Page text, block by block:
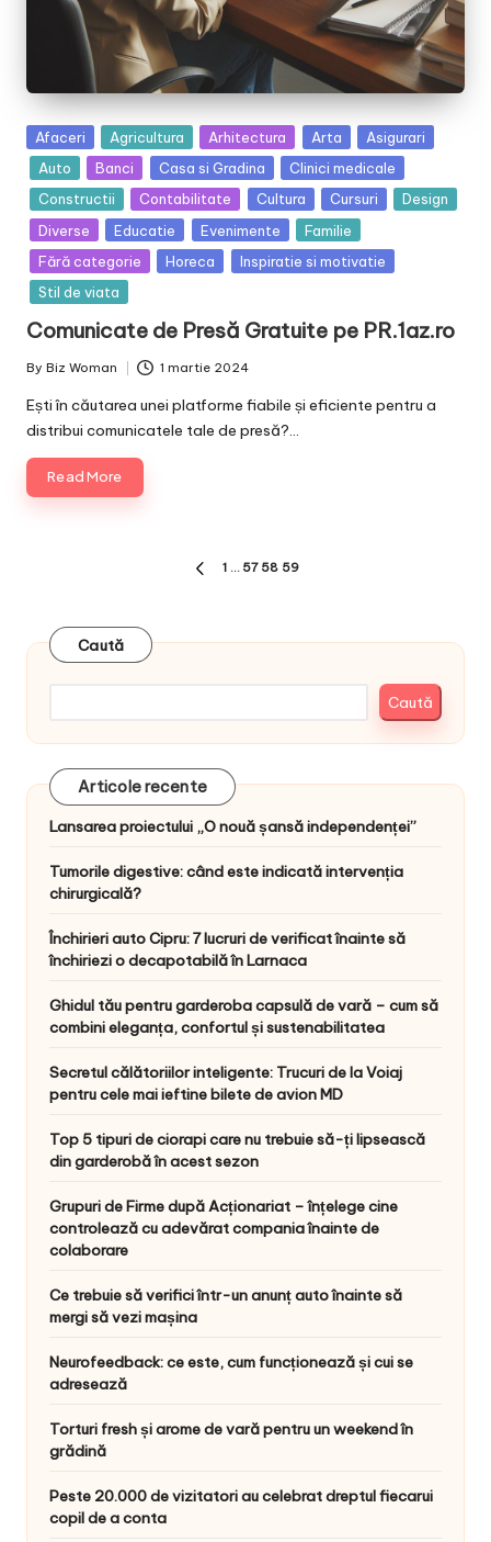
Posted
in
Afaceri Agricultura Arhitectura Arta
Asigurari
Auto
Banci Casa si Gradina
Clinici medicale
Constructii
Contabilitate Cultura Cursuri
Design
Diverse
Educatie Evenimente
Familie
Fără categorie
Horeca
Inspiratie si motivatie
Stil de viata
Comunicate de Presă Gratuite pe PR.1az.ro
Posted
by
By Biz Woman 1 martie 2024
Ești în căutarea unei platforme fiabile și eficiente pentru a
distribui comunicatele tale de presă?…
Read More
PREVIOUS
1 … 57 58 59
Caută
Caută
Articole recente
Lansarea proiectului „O nouă șansă independenței”
Tumorile digestive: când este indicată intervenția
chirurgicală?
Închirieri auto Cipru: 7 lucruri de verificat înainte să
închiriezi o decapotabilă în Larnaca
Ghidul tău pentru garderoba capsulă de vară – cum să
combini eleganța, confortul și sustenabilitatea
Secretul călătoriilor inteligente: Trucuri de la Voiaj
pentru cele mai ieftine bilete de avion MD
Top 5 tipuri de ciorapi care nu trebuie să-ți lipsească
din garderobă în acest sezon
Grupuri de Firme după Acționariat – înțelege cine
controlează cu adevărat compania înainte de
colaborare
Ce trebuie să verifici într-un anunț auto înainte să
mergi să vezi mașina
Neurofeedback: ce este, cum funcționează și cui se
adresează
Torturi fresh și arome de vară pentru un weekend în
grădină
Peste 20.000 de vizitatori au celebrat dreptul fiecarui
copil de a conta